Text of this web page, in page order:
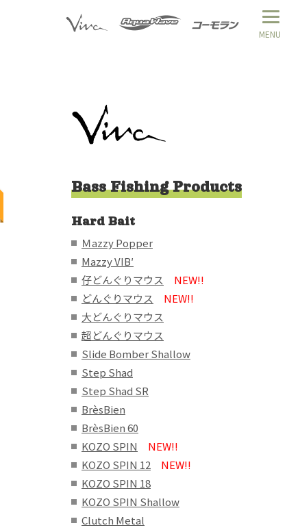
Bass Fishing Products
Hard Bait
Ｍazzy Popper
Mazzy VIB′
仔どんぐりマウス
NEW!!
どんぐりマウス
NEW!!
大どんぐりマウス
超どんぐりマウス
Slide Bomber Shallow
Step Shad
Step Shad SR
BrèsBien
BrèsBien 60
KOZO SPIN
NEW!!
KOZO SPIN 12
NEW!!
KOZO SPIN 18
KOZO SPIN Shallow
Clutch Metal